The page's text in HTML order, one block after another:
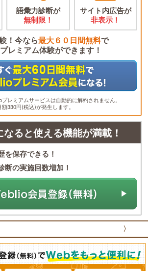
語彙力診断が
無制限！
サイト内広告が
非表示！
！今なら最大６０日間無料で
レミアム体験ができます！
レミアムサービスは自動的に解約されません。
330円(税込)が発生します。
ると使える機能が満載！
を保存できる！
断の実施回数増加！
〉